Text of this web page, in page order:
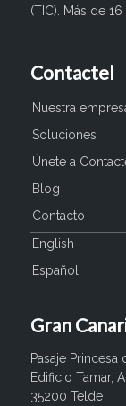
(TIC). Más de
Contactel
Nuestra
Soluciones
Únete a
Blog
Contacto
English
Español
Gran
Pasaje Princesa
Edificio Tamar,
35200 Telde